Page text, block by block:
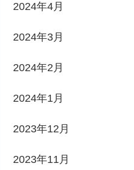
2024年4月
2024年3月
2024年2月
2024年1月
2023年12月
2023年11月